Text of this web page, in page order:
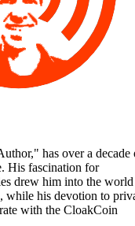
has over a decade
His fascination for
drew him into the
while his devotion to
with the CloakCoin